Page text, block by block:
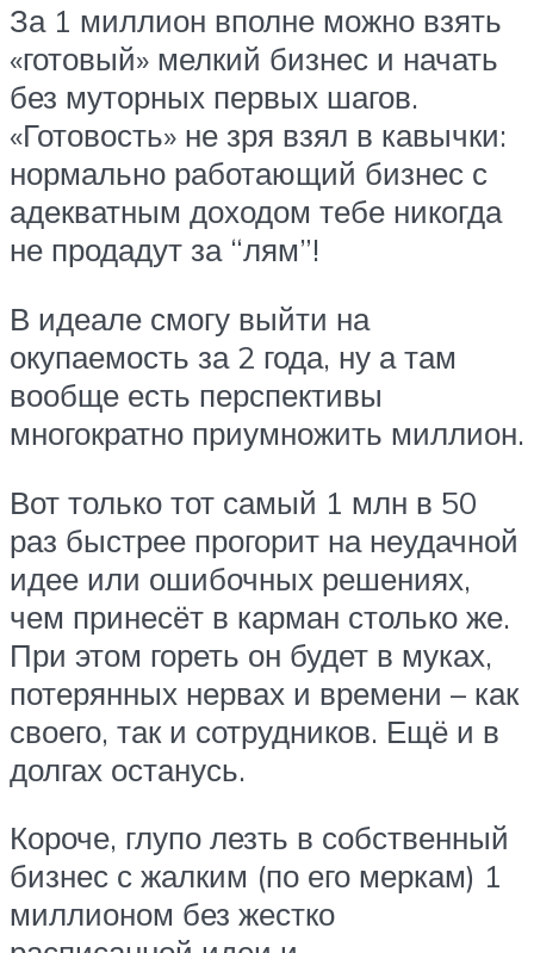
За 1 миллион вполне можно взять
«готовый» мелкий бизнес и начать
без муторных первых шагов.
«Готовость» не зря взял в кавычки:
нормально работающий бизнес с
адекватным доходом тебе никогда
не продадут за “лям”!
В идеале смогу выйти на
окупаемость за 2 года, ну а там
вообще есть перспективы
многократно приумножить миллион.
Вот только тот самый 1 млн в 50
раз быстрее прогорит на неудачной
идее или ошибочных решениях,
чем принесёт в карман столько же.
При этом гореть он будет в муках,
потерянных нервах и времени – как
своего, так и сотрудников. Ещё и в
долгах останусь.
Короче, глупо лезть в собственный
бизнес с жалким (по его меркам) 1
миллионом без жестко